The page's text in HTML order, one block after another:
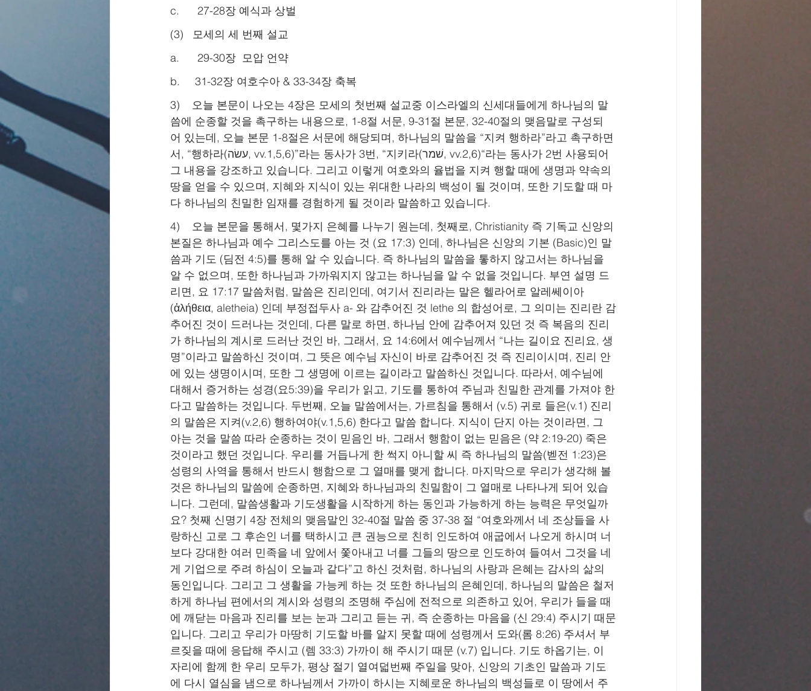
c.      27-28장 예식과 상벌
(3)   모세의 세 번째 설교
a.      29-30장  모압 언약
b.     31-32장 여호수아 & 33-34장 축복
3)    오늘 본문이 나오는 4장은 모세의 첫번째 설교중 이스라엘의 신세대들에게 하나님의 말
씀에 순종할 것을 촉구하는 내용으로, 1-8절 서문, 9-31절 본문, 32-40절의 맺음말로 구성되
어 있는데, 오늘 본문 1-8절은 서문에 해당되며, 하나님의 말씀을 “지켜 행하라”라고 촉구하면
서, “행하라(עשׂה, vv.1,5,6)”라는 동사가 3번, “지키라(שׁמר, vv.2,6)“라는 동사가 2번 사용되어
그 내용을 강조하고 있습니다. 그리고 이렇게 여호와의 율법을 지켜 행할 때에 생명과 약속의
땅을 얻을 수 있으며, 지혜와 지식이 있는 위대한 나라의 백성이 될 것이며, 또한 기도할 때 마
다 하나님의 친밀한 임재를 경험하게 될 것이라 말씀하고 있습니다.
4)    오늘 본문을 통해서, 몇가지 은혜를 나누기 원는데, 첫째로, Christianity 즉 기독교 신앙의
본질은 하나님과 예수 그리스도를 아는 것 (요 17:3) 인데, 하나님은 신앙의 기본 (Basic)인 말
씀과 기도 (딤전 4:5)를 통해 알 수 있습니다. 즉 하나님의 말씀을 톻하지 않고서는 하나님을
알 수 없으며, 또한 하나님과 가까워지지 않고는 하나님을 알 수 없을 것입니다. 부연 설명 드
리면, 요 17:17 말씀처럼, 말씀은 진리인데, 여기서 진리라는 말은 헬라어로 알레쎄이아
(ἀλήθεια, aletheia) 인데 부정접두사 a- 와 감추어진 것 lethe 의 합성어로, 그 의미는 진리란 감
추어진 것이 드러나는 것인데, 다른 말로 하면, 하나님 안에 감추어져 있던 것 즉 복음의 진리
가 하나님의 계시로 드러난 것인 바, 그래서, 요 14:6에서 예수님께서 “나는 길이요 진리요, 생
명”이라고 말씀하신 것이며, 그 뜻은 예수님 자신이 바로 감추어진 것 즉 진리이시며, 진리 안
에 있는 생명이시며, 또한 그 생명에 이르는 길이라고 말씀하신 것입니다. 따라서, 예수님에
대해서 증거하는 성경(요5:39)을 우리가 읽고, 기도를 통하여 주님과 친밀한 관계를 가져야 한
다고 말씀하는 것입니다. 두번째, 오늘 말씀에서는, 가르침을 통해서 (v.5) 귀로 들은(v.1) 진리
의 말씀은 지켜(v.2,6) 행하여야(v.1,5,6) 한다고 말씀 합니다. 지식이 단지 아는 것이라면, 그
아는 것을 말씀 따라 순종하는 것이 믿음인 바, 그래서 행함이 없는 믿음은 (약 2:19-20) 죽은
것이라고 했던 것입니다. 우리를 거듭나게 한 썩지 아니할 씨 즉 하나님의 말씀(벧전 1:23)은
성령의 사역을 통해서 반드시 행함으로 그 열매를 맺게 합니다. 마지막으로 우리가 생각해 볼
것은 하나님의 말씀에 순종하면, 지혜와 하나님과의 친밀함이 그 열매로 나타나게 되어 있습
니다. 그런데, 말씀생활과 기도생활을 시작하게 하는 동인과 가능하게 하는 능력은 무엇일까
요? 첫째 신명기 4장 전체의 맺음말인 32-40절 말씀 중 37-38 절 “여호와께서 네 조상들을 사
랑하신 고로 그 후손인 너를 택하시고 큰 권능으로 친히 인도하여 애굽에서 나오게 하시며 너
보다 강대한 여러 민족을 네 앞에서 쫓아내고 너를 그들의 땅으로 인도하여 들여서 그것을 네
게 기업으로 주려 하심이 오늘과 같다”고 하신 것처럼, 하나님의 사랑과 은혜는 감사의 삶의
동인입니다. 그리고 그 생활을 가능케 하는 것 또한 하나님의 은혜인데, 하나님의 말씀은 철저
하게 하나님 편에서의 계시와 성령의 조명해 주심에 전적으로 의존하고 있어, 우리가 들을 때
에 깨닫는 마음과 진리를 보는 눈과 그리고 듣는 귀, 즉 순종하는 마음을 (신 29:4) 주시기 때문
입니다. 그리고 우리가 마땅히 기도할 바를 알지 못할 때에 성령께서 도와(롬 8:26) 주셔서 부
르짖을 때에 응답해 주시고 (렘 33:3) 가까이 해 주시기 때문 (v.7) 입니다. 기도 하옵기는, 이
자리에 함께 한 우리 모두가, 평상 절기 열여덟번째 주일을 맞아, 신앙의 기초인 말씀과 기도
에 다시 열심을 냄으로 하나님께서 가까이 하시는 지혜로운 하나님의 백성들로 이 땅에서 주